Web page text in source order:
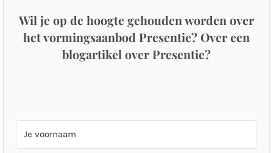
Wil je op de hoogte gehouden worden over
het vormingsaanbod Presentie? Over een
blogartikel over Presentie?